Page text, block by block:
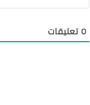
0تعليقات